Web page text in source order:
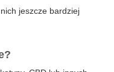
jeszcze bardziej